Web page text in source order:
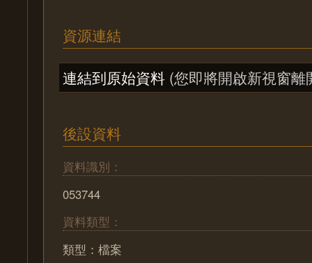
資源連結
連結到原始資料 (您即將開啟新視窗離
後設資料
資料識別：
053744
資料類型：
類型：檔案